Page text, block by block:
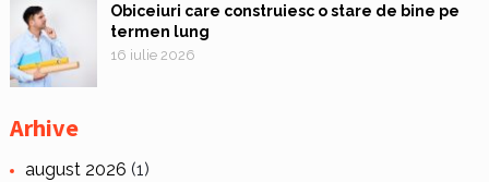
Obiceiuri care construiesc o stare de bine pe
termen lung
16 iulie 2026
Arhive
august 2026 (1)